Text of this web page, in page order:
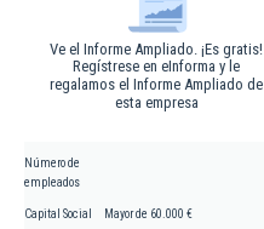
Ve el Informe Ampliado. ¡Es gratis!
Regístrese en eInforma y le
regalamos el Informe Ampliado de
esta empresa
Número de
empleados
Capital Social Mayor de 60.000 €